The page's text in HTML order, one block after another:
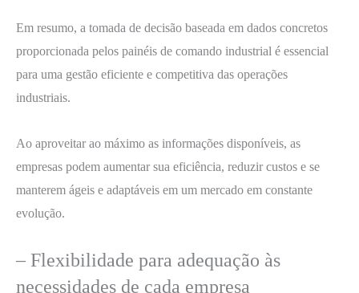
Em resumo, a tomada de decisão baseada em dados concretos
proporcionada pelos painéis de comando industrial é essencial
para uma gestão eficiente e competitiva das operações
industriais.
Ao aproveitar ao máximo as informações disponíveis, as
empresas podem aumentar sua eficiência, reduzir custos e se
manterem ágeis e adaptáveis em um mercado em constante
evolução.
– Flexibilidade para adequação às
necessidades de cada empresa